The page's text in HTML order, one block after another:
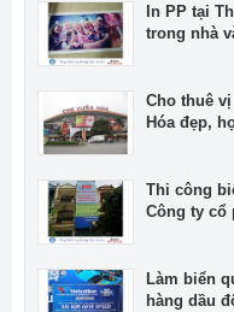
In PP tại
trong nhà
Cho thuê
Hóa đẹp,
Thi công
Công ty cổ
Làm biển
hàng dầu